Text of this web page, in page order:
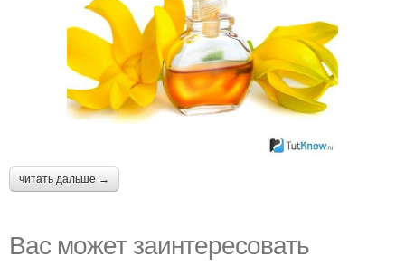
читать дальше →
Вас может заинтересовать